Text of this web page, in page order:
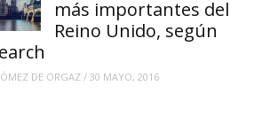
más importantes del
Reino Unido, según
DE ORGAZ / 30 MAYO, 2016